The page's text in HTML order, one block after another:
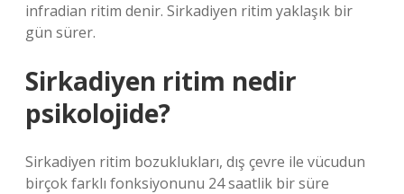
infradian ritim denir. Sirkadiyen ritim yaklaşık bir
gün sürer.
Sirkadiyen ritim nedir
psikolojide?
Sirkadiyen ritim bozuklukları, dış çevre ile vücudun
birçok farklı fonksiyonunu 24 saatlik bir süre